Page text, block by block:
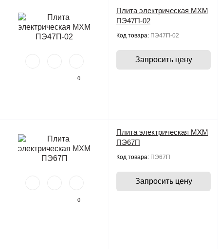
0
Плита электрическая МХМ
ПЭ47П-02
Код товара: ПЭ47П-02
Запросить цену
0
Плита электрическая МХМ
ПЭ67П
Код товара: ПЭ67П
Запросить цену